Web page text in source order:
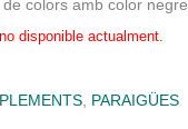
colors amb color negre
disponible actualment.
PARAIGÜES